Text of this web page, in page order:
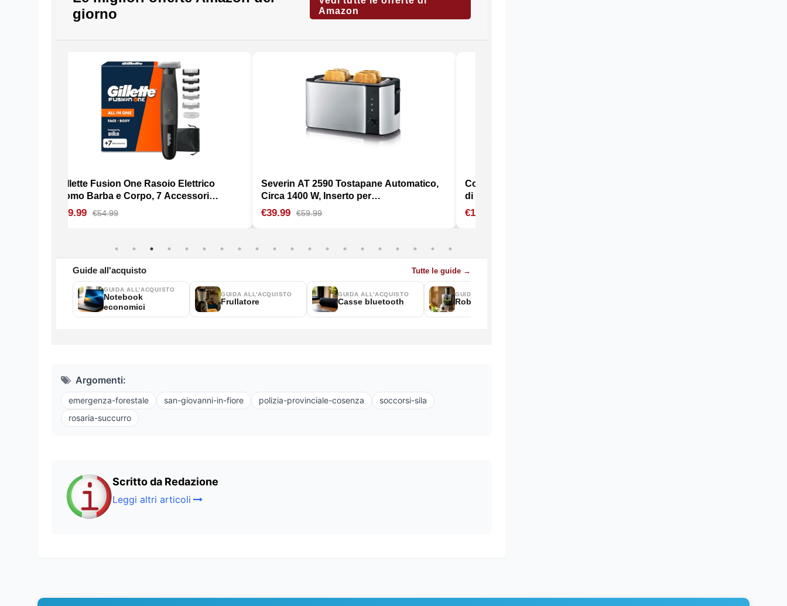
Argomenti:
emergenza-forestale san-giovanni-in-fiore polizia-provinciale-cosenza
soccorsi-sila
rosaria-succurro
Scritto da Redazione
Leggi altri articoli